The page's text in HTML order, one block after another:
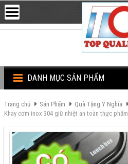
DANH MỤC SẢN PHẨM
Trang chủ Sản Phẩm
Quà Tặng Ý Nghĩa
Khay cơm inox 304 giữ nhiệt an toàn thực phẩm